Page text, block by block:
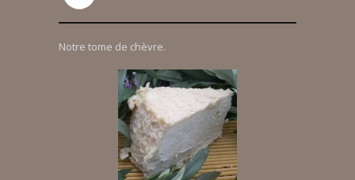
Notre tome de chèvre.